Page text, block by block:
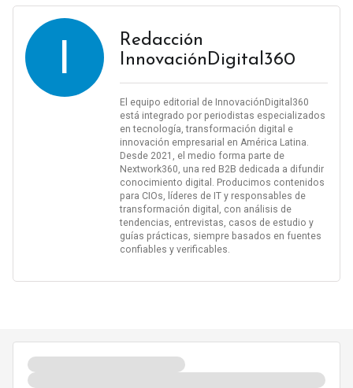
I
Redacción
InnovaciónDigital360
El equipo editorial de InnovaciónDigital360
está integrado por periodistas especializados
en tecnología, transformación digital e
innovación empresarial en América Latina.
Desde 2021, el medio forma parte de
Nextwork360, una red B2B dedicada a difundir
conocimiento digital. Producimos contenidos
para CIOs, líderes de IT y responsables de
transformación digital, con análisis de
tendencias, entrevistas, casos de estudio y
guías prácticas, siempre basados en fuentes
confiables y verificables.